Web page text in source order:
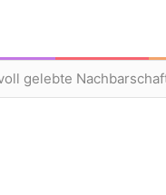
gelebte